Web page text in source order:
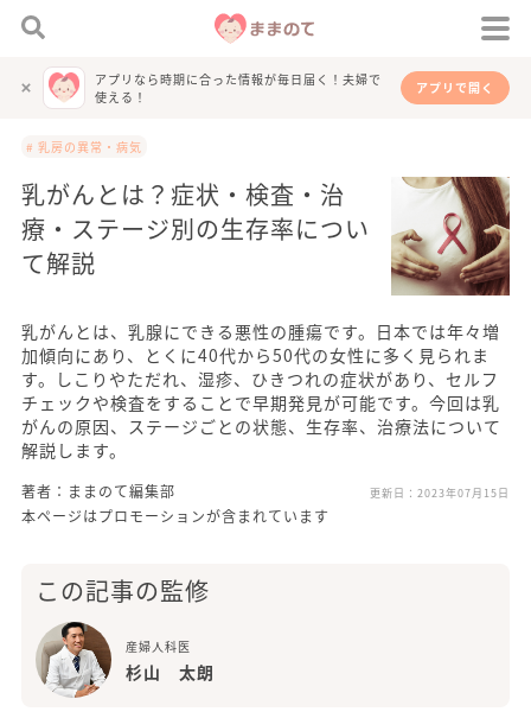
アプリなら時期に合った情報が毎日届く！夫婦で
使える！
アプリで開く
# 乳房の異常・病気
乳がんとは？症状・検査・治
療・ステージ別の生存率につい
て解説
乳がんとは、乳腺にできる悪性の腫瘍です。日本では年々増
加傾向にあり、とくに40代から50代の女性に多く見られま
す。しこりやただれ、湿疹、ひきつれの症状があり、セルフ
チェックや検査をすることで早期発見が可能です。今回は乳
がんの原因、ステージごとの状態、生存率、治療法について
解説します。
著者：ままのて編集部 更新日： 2023年07月15日
本ページはプロモーションが含まれています
この記事の監修
産婦人科医
杉山 太朗